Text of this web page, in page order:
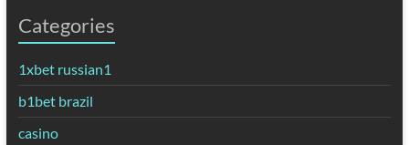
Categories
1xbet russian1
b1bet brazil
casino